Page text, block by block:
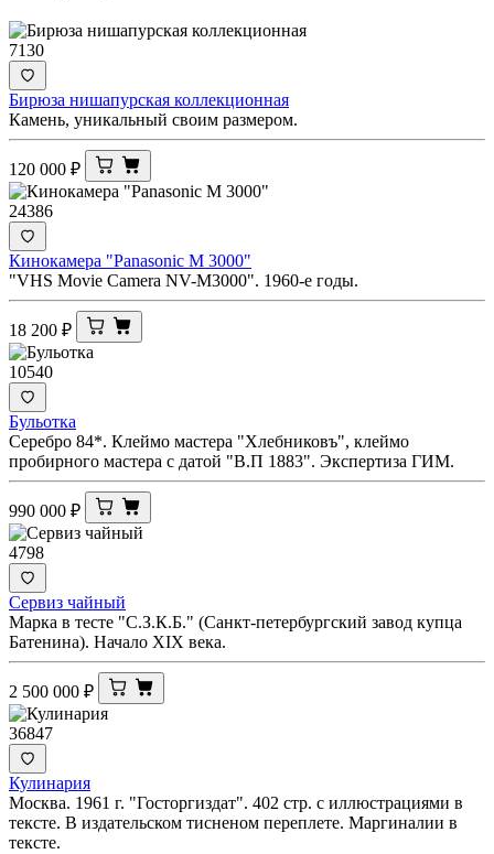
7130
Бирюза нишапурская коллекционная
Камень, уникальный своим размером.
120 000 ₽
24386
Кинокамера "Panasonic M 3000"
"VHS Movie Camera NV-M3000". 1960-е годы.
18 200 ₽
10540
Бульотка
Серебро 84*. Клеймо мастера "Хлебниковъ", клеймо
пробирного мастера с датой "В.П 1883". Экспертиза ГИМ.
990 000 ₽
4798
Сервиз чайный
Марка в тесте "С.З.К.Б." (Санкт-петербургский завод купца
Батенина). Начало XIX века.
2 500 000 ₽
36847
Кулинария
Москва. 1961 г. "Госторгиздат". 402 стр. с иллюстрациями в
тексте. В издательском тисненом переплете. Маргиналии в
тексте.